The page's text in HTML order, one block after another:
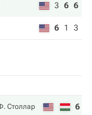
3 6 6
6 1 3
Столлар 6